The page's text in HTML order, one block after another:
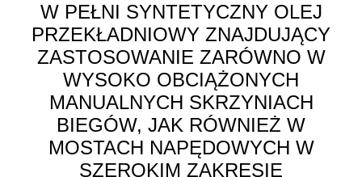
W PEŁNI SYNTETYCZNY OLEJ
PRZEKŁADNIOWY ZNAJDUJĄCY
ZASTOSOWANIE ZARÓWNO W
WYSOKO OBCIĄŻONYCH
MANUALNYCH SKRZYNIACH
BIEGÓW, JAK RÓWNIEŻ W
MOSTACH NAPĘDOWYCH W
SZEROKIM ZAKRESIE